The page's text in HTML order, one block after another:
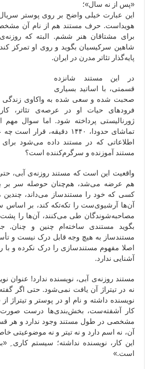
«پس از نه سال»؛
این عبارت خیلی واضح بر روی پوستر
هویداست. حرف مستند هم از نام آن
برای مشتاقان هنر ششم. البته که
شاهین سرکیسیان بگوید و روی او تمرکز کند
پایه‌گذار تئاتر مدرن در ایران.
در این مستند شانزده
قسمتی، با اساتید بسیاری
صحبت شده و سعی شده به واکاوی زندگی
فرودهای حیات او در عرصه‌ی تئاتر،
ژورنالیستی پرداخته شود. اما سوال مهم
تماشای حدودا، ۱۴۴۰ دقیقه،
اطلاعاتی که در مستند داده می‌شود
مستند آموزنده و سرگرم‌کننده است؟
واقعیت این است که مستند روزنه‌ی آبی،
هم عرضه می‌شد، هم‌چنان حوصله سر بر
کسی که خود را مستندساز می‌داند، چندین
آن‌ها آرشیوی‌ست را تکه‌تکه کند، بر
مصاحبه‌شوندگان طی می‌کنند، آن‌ها را
بگوید مستندی ساخته‌ام چنین و
مستندساز به هیچ‌ وجه قابل درک نیست و
اصلا مفهوم مستندسازی را درک نکرده و با
آشنایی ندارد.
مستند روزنه‌ی آبی، نویسنده ندارد! عنوان
نه در تیتراژ آن یافت نمی‌شود. حتی اگر
نویسنده داشته و نام او در پوستر و تیتراژ از
کار آشفته‌ست، بخش‌بندی‌ها درست
مشخصی در طول مستند وجود ندارد و هر
آن، نه اسم دارد و نه تیتر و نه موضوعیتی
این کار، نویسنده نداشته؛ سیستم کاری
است.»